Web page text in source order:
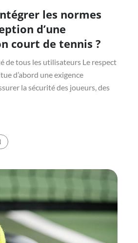
les normes
d’une
court de tennis ?
de tous les utilisateurs Le respect
d’abord une exigence
la sécurité des joueurs, des